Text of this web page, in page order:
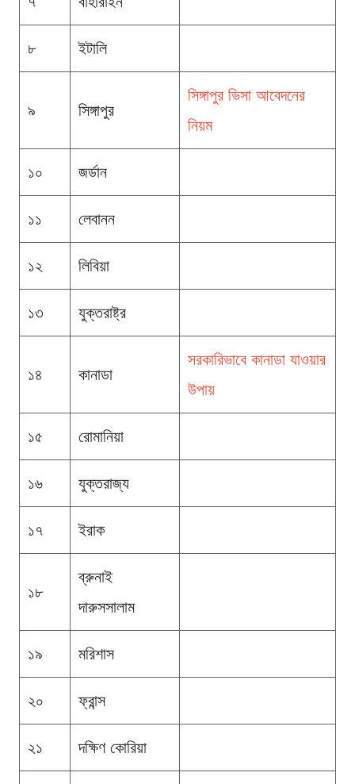
৮ ইটালি
৯ সিঙ্গাপুর
সিঙ্গাপুর ভিসা আবেদনের
নিয়ম
১০ জর্ডান
১১ লেবানন
১২ লিবিয়া
১৩ যুক্তরাষ্ট্র
১৪ কানাডা
সরকারিভাবে কানাডা যাওয়ার
উপায়
১৫ রোমানিয়া
১৬ যুক্তরাজ্য
১৭ ইরাক
১৮
ব্রুনাই
দারুসসালাম
১৯ মরিশাস
২০ ফ্রান্স
২১ দক্ষিণ কোরিয়া